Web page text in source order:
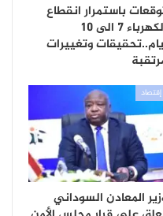
باستمرار انقطاع
الكهرباء 7 الى 10
وتغييرات
إقتصاد
المعادن السوداني